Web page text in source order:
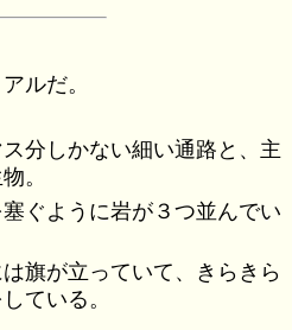
ルだ。
分しかない細い通路と、主
。
ぐように岩が３つ並んでい
旗が立っていて、きらきら
ている。